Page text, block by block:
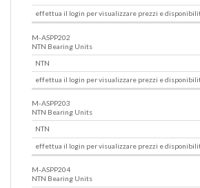
effettua il login per visualizzare prezzi e
M-ASPP202
NTN Bearing Units
NTN
effettua il login per visualizzare prezzi e
M-ASPP203
NTN Bearing Units
NTN
effettua il login per visualizzare prezzi e
M-ASPP204
NTN Bearing Units